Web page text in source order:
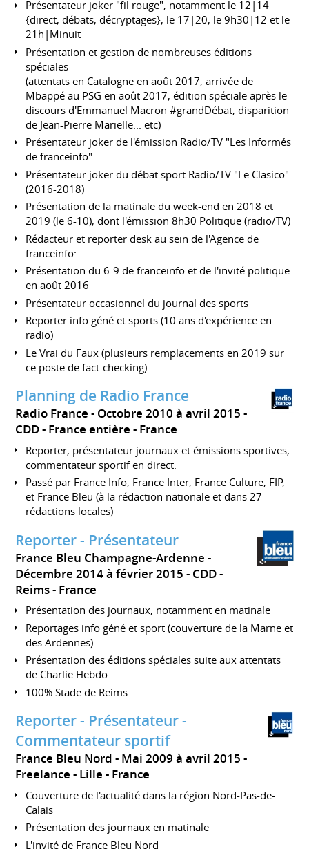
Présentateur joker "fil rouge", notamment le 12|14
{direct, débats, décryptages}, le 17|20, le 9h30|12 et le
21h|Minuit
Présentation et gestion de nombreuses éditions
spéciales
(attentats en Catalogne en août 2017, arrivée de
Mbappé au PSG en août 2017, édition spéciale après le
discours d'Emmanuel Macron #grandDébat, disparition
de Jean-Pierre Marielle... etc)
Présentateur joker de l'émission Radio/TV "Les Informés
de franceinfo"
Présentateur joker du débat sport Radio/TV "Le Clasico"
(2016-2018)
Présentation de la matinale du week-end en 2018 et
2019 (le 6-10), dont l'émission 8h30 Politique (radio/TV)
Rédacteur et reporter desk au sein de l'Agence de
franceinfo:
Présentation du 6-9 de franceinfo et de l'invité politique
en août 2016
Présentateur occasionnel du journal des sports
Reporter info géné et sports (10 ans d'expérience en
radio)
Le Vrai du Faux (plusieurs remplacements en 2019 sur
ce poste de fact-checking)
Planning de Radio France
Radio France
Octobre 2010 à avril 2015
CDD
France entière France
Reporter, présentateur journaux et émissions sportives,
commentateur sportif en direct.
Passé par France Info, France Inter, France Culture, FIP,
et France Bleu (à la rédaction nationale et dans 27
rédactions locales)
Reporter - Présentateur
France Bleu Champagne-Ardenne
Décembre 2014 à février 2015 CDD
Reims
France
Présentation des journaux, notamment en matinale
Reportages info géné et sport (couverture de la Marne et
des Ardennes)
Présentation des éditions spéciales suite aux attentats
de Charlie Hebdo
100% Stade de Reims
Reporter - Présentateur -
Commentateur sportif
France Bleu Nord
Mai 2009 à avril 2015
Freelance
Lille France
Couverture de l'actualité dans la région Nord-Pas-de-
Calais
Présentation des journaux en matinale
L'invité de France Bleu Nord